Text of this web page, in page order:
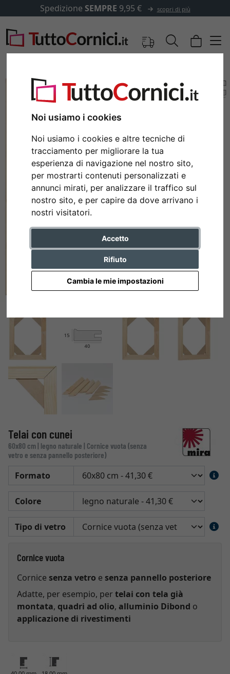
Noi usiamo i cookies
Noi usiamo i cookies e altre tecniche di
tracciamento per migliorare la tua
esperienza di navigazione nel nostro sito,
per mostrarti contenuti personalizzati e
annunci mirati, per analizzare il traffico sul
nostro sito, e per capire da dove arrivano i
nostri visitatori.
Accetto
Rifiuto
Cambia le mie impostazioni
Spedizione SEMPRE 9,95 € scopri di più
Indietro
Telai con cunei
60x80 cm | legno naturale | Cornice vuota (senza
vetro e senza pannello posteriore)
Formato
Colore
Tipo di vetro
Cornice vuota
Cornice senza vetro e senza pannello posteriore
Adatte, per esempio, per telai con tela già
montata, quadri ad olio, alluminio Dibond o
applicazione di rivestimenti